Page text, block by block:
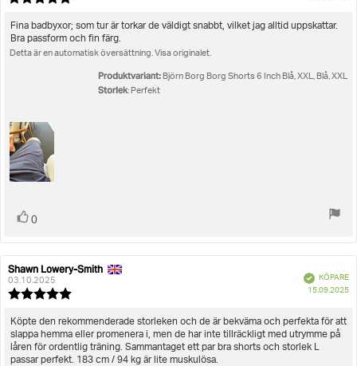
utav
5
stjärnor
Recensionstext:
Fina badbyxor; som tur är torkar de väldigt snabbt, vilket jag alltid uppskattar.
Bra passform och fin färg.
Detta är en automatisk översättning. Visa originalet.
Produktvariant: Björn Borg Borg Shorts 6 Inch Blå, XXL, Blå, XXL
Storlek: Perfekt
Rösta
0
Recensionsförfattare:
Shawn Lowery-Smith
03.10.2025
utav
5
stjärnor
BekräftadKÖPARE
15.09.2025
Recensionstext:
Köpte den rekommenderade storleken och de är bekväma och perfekta för att
slappa hemma eller promenera i, men de har inte tillräckligt med utrymme på
låren för ordentlig träning. Sammantaget ett par bra shorts och storlek L
passar perfekt. 183 cm / 94 kg är lite muskulösa.